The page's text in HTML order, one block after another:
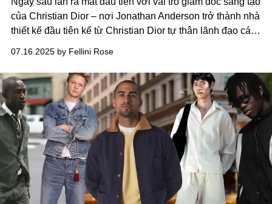
của Christian Dior – nơi Jonathan Anderson trở thành nhà
thiết kế đầu tiên kể từ Christian Dior tự thân lãnh đạo các
một chiến lược tái định hình thiết yếu cho JW Anderson.
07.16.2025 by Fellini Rose